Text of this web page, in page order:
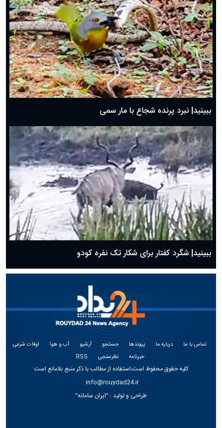
ببینید| نبرد پرنده شجاع با مار سمی
ببینید| شگرد کفتار برای شکار تک نفره کودو
تماس با ما درباره ما پیوندها جستجو آرشیو آب و هوا
اوقات شرعی
خبرنامه
نظرسنجی RSS
کلیه حقوق محفوظ است،استفاده از مطالب با ذکر منبع بلامانع است
info@rouydad24.ir
طراحی و تولید : "ایران سامانه"